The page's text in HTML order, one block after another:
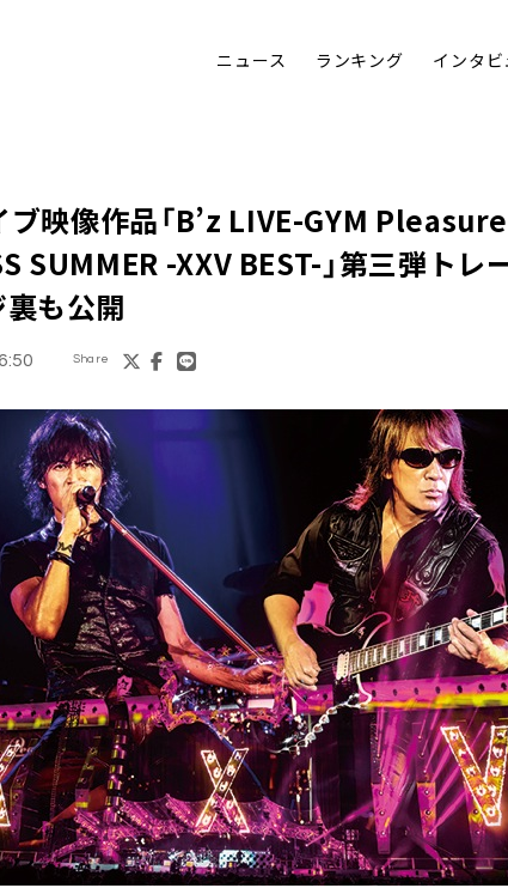
ニュース ランキング インタビ
ブ映像作品「B’z LIVE-GYM
SUMMER -XXV BEST-」第三弾トレ
も公開
Share